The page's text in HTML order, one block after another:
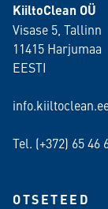
KiiltoClean OÜ
Visase 5, Tallinn
11415 Harjumaa
EESTI
Tel. (+372) 65 46
OTSETEED